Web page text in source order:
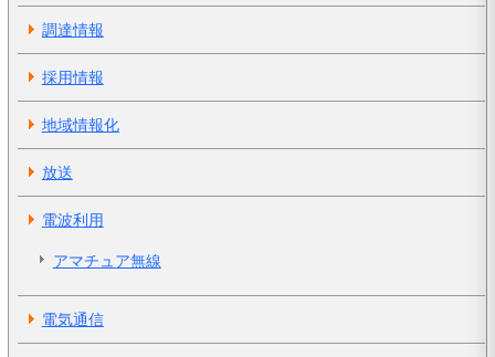
調達情報
採用情報
地域情報化
放送
電波利用
アマチュア無線
電気通信